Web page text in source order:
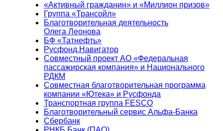
«Активный гражданин» и «Миллион призов»
Группа «Трансойл»
Благотворительная деятельность
Олега Леонова
БФ «Татнефть»
Русфонд.Навигатор
Совместный проект АО «Федеральная
пассажирская компания» и Национального
РДКМ
Совместная благотворительная программа
компании «Ютека» и Русфонда
Транспортная группа FESCO
Благотворительный сервис Альфа-Банка
Сбербанк